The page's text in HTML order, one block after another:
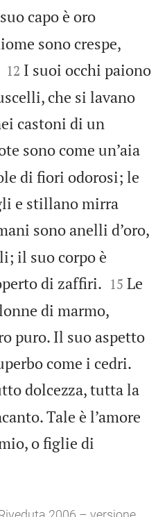
capo è oro
sono crespe,


12 I suoi occhi paiono
che si lavano
castoni di un
sono come un’aia
di fiori odorosi; le
e stillano mirra
sono anelli d’oro,
il suo corpo è
di zaffiri. 

15 Le
di marmo,
puro. Il suo aspetto
come i cedri.
dolcezza, tutta la
Tale è l’amore
o figlie di